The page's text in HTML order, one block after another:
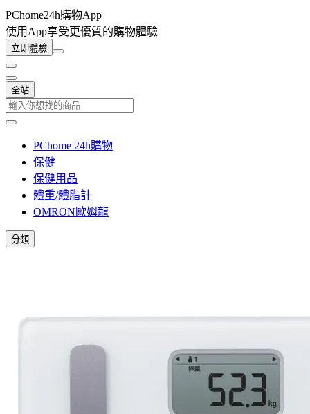
PChome24h購物App
使用App享受更優質的購物體驗
立即體驗
全站
PChome 24h購物
保健
保健用品
體重/體脂計
OMRON歐姆龍
分類